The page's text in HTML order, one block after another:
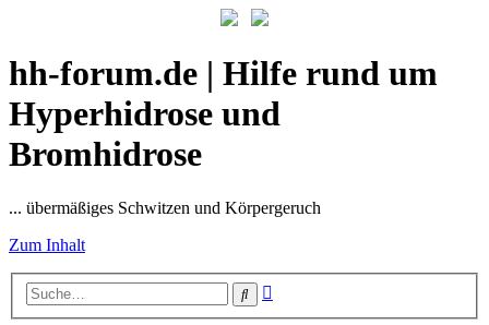
hh-forum.de | Hilfe rund um
Hyperhidrose und
Bromhidrose
... übermäßiges Schwitzen und Körpergeruch
Zum Inhalt
Suche